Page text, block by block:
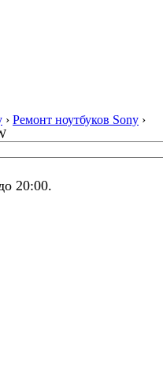
› Ремонт ноутбуков Sony ›
20:00.